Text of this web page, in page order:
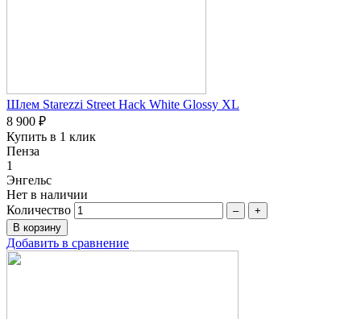
Шлем Starezzi Street Hack White Glossy XL
8 900 ₽
Купить в 1 клик
Пенза
1
Энгельс
Нет в наличии
Количество
– +
Добавить в сравнение